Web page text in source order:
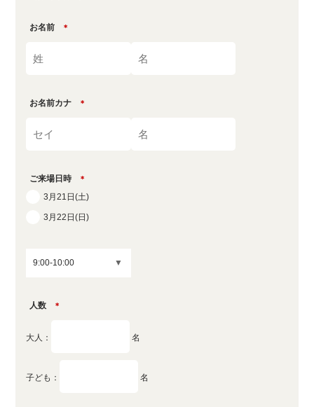
お名前 ＊
お名前カナ ＊
ご来場日時 ＊
3月21日(土)
3月22日(日)
人数 ＊
大人： 名
子ども： 名